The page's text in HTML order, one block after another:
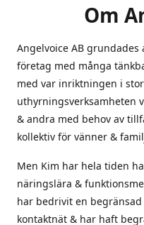
Om
Angelvoice AB grundades
företag med många
med var inriktningen i
uthyrningsverksamheten
& andra med behov av
kollektiv för vänner &
Men Kim har hela tiden
näringslära &
har bedrivit en
kontaktnät & har haft